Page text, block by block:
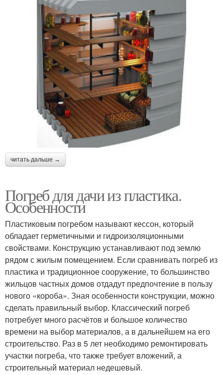
читать дальше →
Погреб для дачи из пластика.
Особенности
Пластиковым погребом называют кессон, который
обладает герметичными и гидроизоляционными
свойствами. Конструкцию устанавливают под землю
рядом с жилым помещением. Если сравнивать погреб из
пластика и традиционное сооружение, то большинство
жильцов частных домов отдадут предпочтение в пользу
нового «короба». Зная особенности конструкции, можно
сделать правильный выбор. Классический погреб
потребует много расчётов и большое количество
времени на выбор материалов, а в дальнейшем на его
строительство. Раз в 5 лет необходимо ремонтировать
участки погреба, что также требует вложений, а
строительный материал недешевый.